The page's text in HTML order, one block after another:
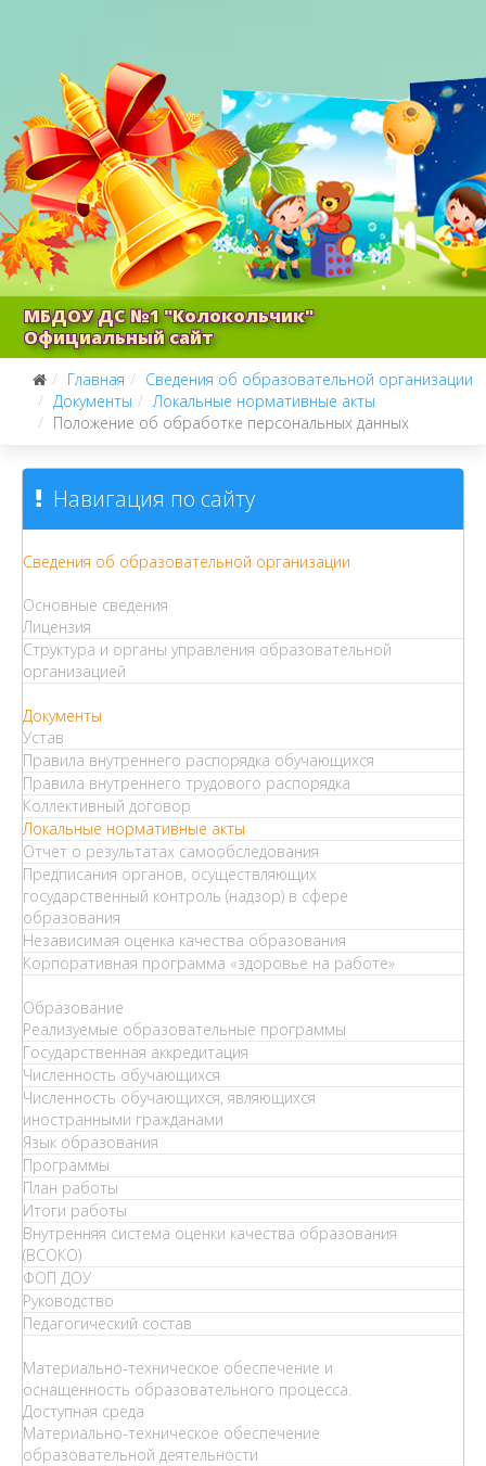
МБДОУ ДС №1 "Колокольчик"
Официальный сайт
Главная
Сведения об образовательной организации
Документы
Локальные нормативные акты
Положение об обработке персональных данных
Навигация по сайту
Сведения об образовательной организации
Основные сведения
Лицензия
Структура и органы управления образовательной
организацией
Документы
Устав
Правила внутреннего распорядка обучающихся
Правила внутреннего трудового распорядка
Коллективный договор
Локальные нормативные акты
Отчет о результатах самообследования
Предписания органов, осуществляющих
государственный контроль (надзор) в сфере
образования
Независимая оценка качества образования
Корпоративная программа «здоровье на работе»
Образование
Реализуемые образовательные программы
Государственная аккредитация
Численность обучающихся
Численность обучающихся, являющихся
иностранными гражданами
Язык образования
Программы
План работы
Итоги работы
Внутренняя система оценки качества образования
(ВСОКО)
ФОП ДОУ
Руководство
Педагогический состав
Материально-техническое обеспечение и
оснащенность образовательного процесса.
Доступная среда
Материально-техническое обеспечение
образовательной деятельности